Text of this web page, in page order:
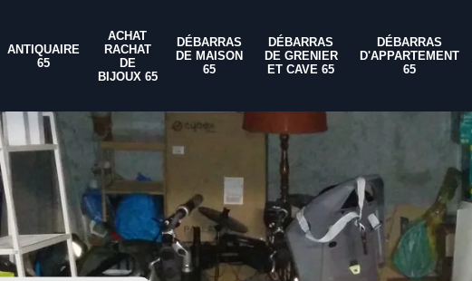
ANTIQUAIRE
65
ACHAT
RACHAT
DE
BIJOUX 65
DÉBARRAS
DE MAISON
65
DÉBARRAS
DE GRENIER
ET CAVE 65
DÉBARRAS
D'APPARTEMENT
65